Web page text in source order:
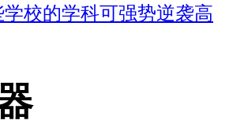
学校的学科可强势逆袭高